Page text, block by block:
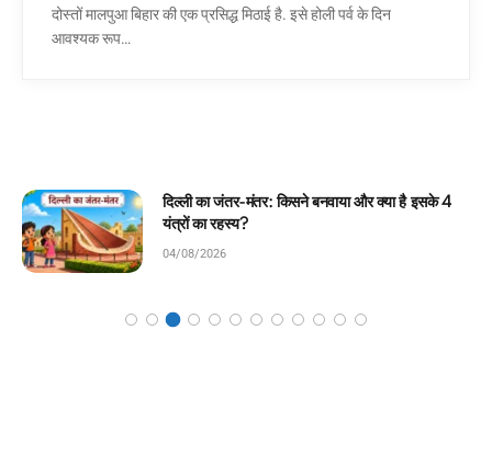
दोस्तों मालपुआ बिहार की एक प्रसिद्ध मिठाई है. इसे होली पर्व के दिन
आवश्यक रूप…
और क्या है इसके 4
घमंडी मोर और समझदार चिड़िया: